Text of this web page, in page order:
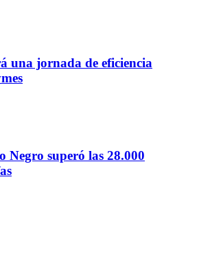
una jornada de eficiencia
Negro superó las 28.000